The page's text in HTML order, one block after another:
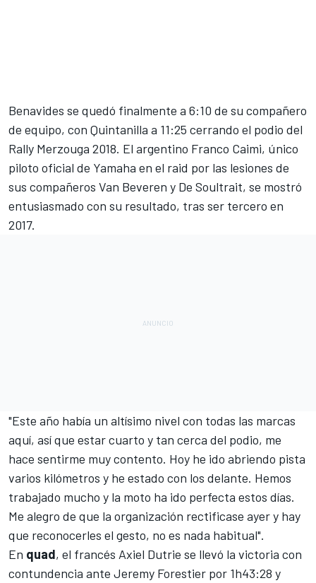
Benavides se quedó finalmente a 6:10 de su compañero
de equipo, con Quintanilla a 11:25 cerrando el podio del
Rally Merzouga 2018. El argentino Franco Caimi, único
piloto oficial de Yamaha en el raid por las lesiones de
sus compañeros Van Beveren y De Soultrait, se mostró
entusiasmado con su resultado, tras ser tercero en
2017.
"Este año había un altísimo nivel con todas las marcas
aquí, así que estar cuarto y tan cerca del podio, me
hace sentirme muy contento. Hoy he ido abriendo pista
varios kilómetros y he estado con los delante. Hemos
trabajado mucho y la moto ha ido perfecta estos días.
Me alegro de que la organización rectificase ayer y hay
que reconocerles el gesto, no es nada habitual".
En quad, el francés Axiel Dutrie se llevó la victoria con
contundencia ante Jeremy Forestier por 1h43:28 y